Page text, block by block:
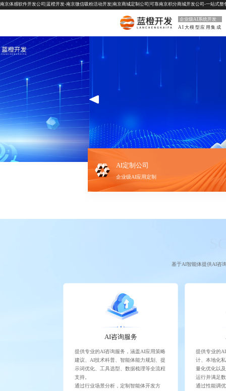
南京体感软件开发公司|蓝橙开发-南京微信吸粉活动开发|南京商城定制公司|可靠南京积分商城开发公司-一站式整
企业级AI系统开发
AI大模型应用集成
AI定制公司
企业级AI应用定制
基于AI智能体提供AI咨
AI咨询服务
提供专业的AI咨询服务，涵盖AI应用策略
建议、AI技术科普、智能体能力规划、提
示词优化、工具选型、数据梳理等全流程
支持。
通过行业场景分析，定制智能体开发方
提供专业的
计、本地化
量化优化以
运行并满足
通过性能调